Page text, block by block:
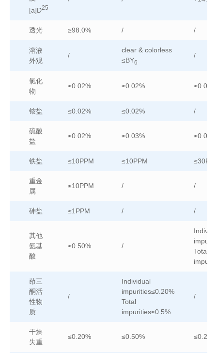
[a]D25
透光 ≥98.0% / /
溶液
外观
/
clear & colorless
≤BY6
/
氯化
物
≤0.02% ≤0.02% ≤0.05%
铵盐 ≤0.02% ≤0.02% /
硫酸
盐
≤0.02% ≤0.03% ≤0.03%
铁盐 ≤10PPM ≤10PPM
重金
属
≤10PPM / /
砷盐 ≤1PPM / /
其他
氨基
酸
≤0.50% /
Total
茚三
酮活
性物
质
/
Individual
impurities≤0.20%
Total
impurities≤0.5%
/
干燥
失重
≤0.20% ≤0.50% ≤0.20%